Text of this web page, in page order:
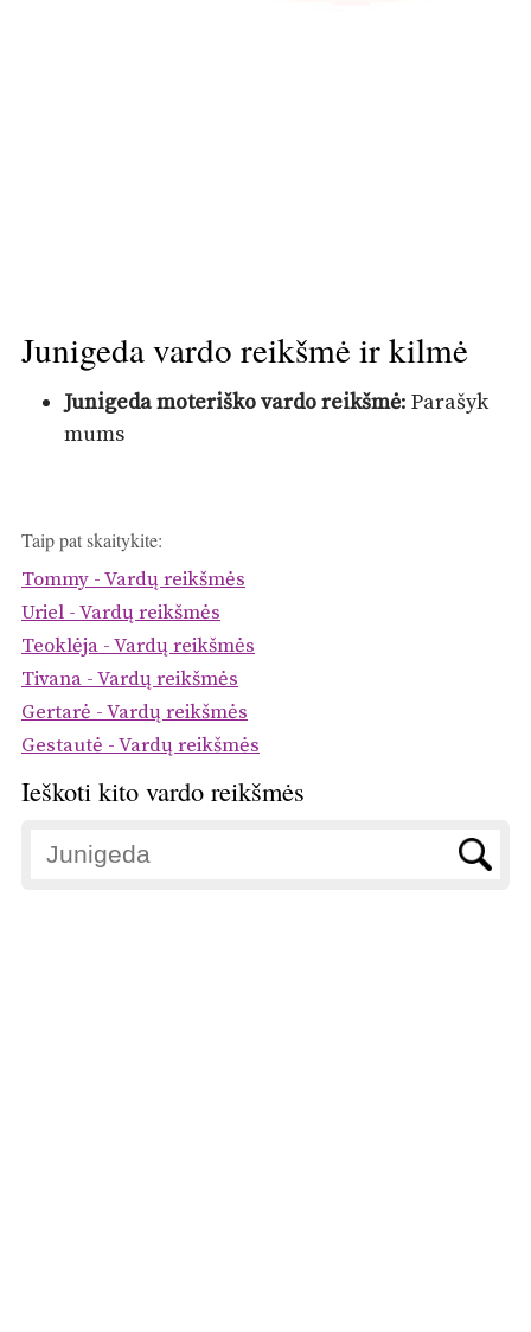
Junigeda vardo reikšmė ir kilmė
Junigeda moteriško vardo reikšmė: Parašyk
mums
Taip pat skaitykite:
Tommy - Vardų reikšmės
Uriel - Vardų reikšmės
Teoklėja - Vardų reikšmės
Tivana - Vardų reikšmės
Gertarė - Vardų reikšmės
Gestautė - Vardų reikšmės
Ieškoti kito vardo reikšmės